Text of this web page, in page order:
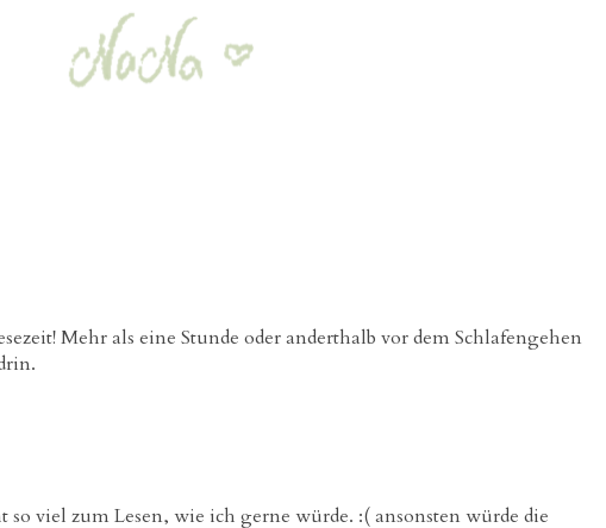
Mehr als eine Stunde oder anderthalb vor dem Schlafengehen
viel zum Lesen, wie ich gerne würde. :( ansonsten würde die